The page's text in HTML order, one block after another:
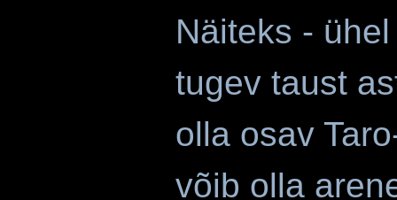
Näiteks -
tugev taust
olla osav
võib olla